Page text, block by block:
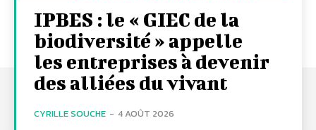
IPBES : le « GIEC de la
biodiversité » appelle
les entreprises à devenir
des alliées du vivant
CYRILLE SOUCHE - 4 AOÛT 2026